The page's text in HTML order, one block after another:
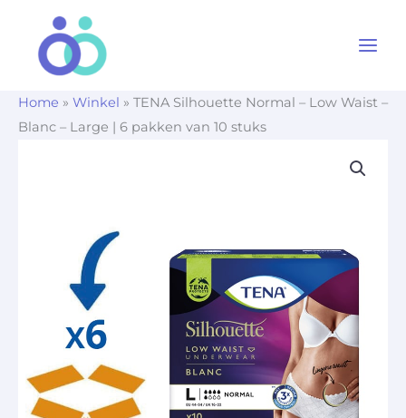
Home » Winkel » TENA Silhouette Normal – Low Waist –
Blanc – Large | 6 pakken van 10 stuks